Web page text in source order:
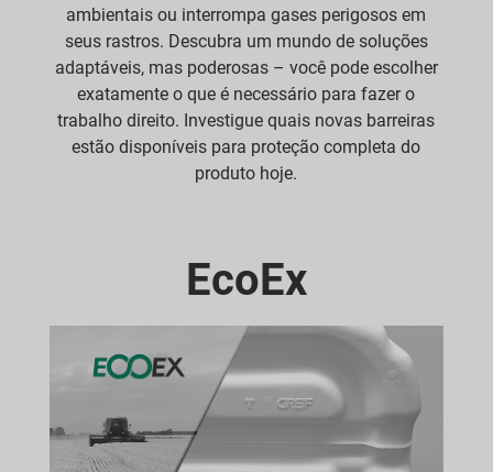
ambientais ou interrompa gases perigosos em
seus rastros. Descubra um mundo de soluções
adaptáveis, mas poderosas – você pode escolher
exatamente o que é necessário para fazer o
trabalho direito. Investigue quais novas barreiras
estão disponíveis para proteção completa do
produto hoje.
EcoEx